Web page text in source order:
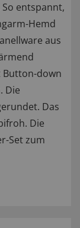
entspannt,
Hemd
aus
Button-down
Die
Das
Die
Set zum